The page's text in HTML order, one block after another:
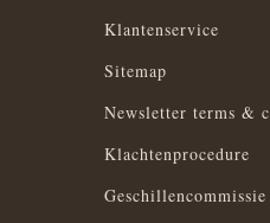
Klantenservice
Sitemap
Newsletter terms &
Klachtenprocedure